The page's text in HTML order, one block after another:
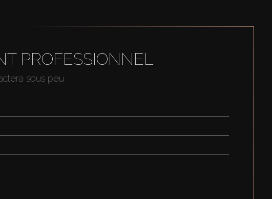
PROFESSIONNEL
sous peu